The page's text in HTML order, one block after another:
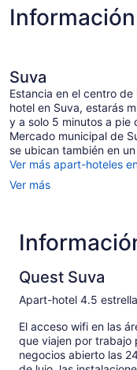
Suva
Estancia en el centro
hotel en Suva, estarás
y a solo 5 minutos a pie
Mercado municipal de
se ubican también en
Ver más apart-hoteles
Ver más
Quest Suva
Apart-hotel 4.5
El acceso wifi en las
que viajen por trabajo
negocios abierto las